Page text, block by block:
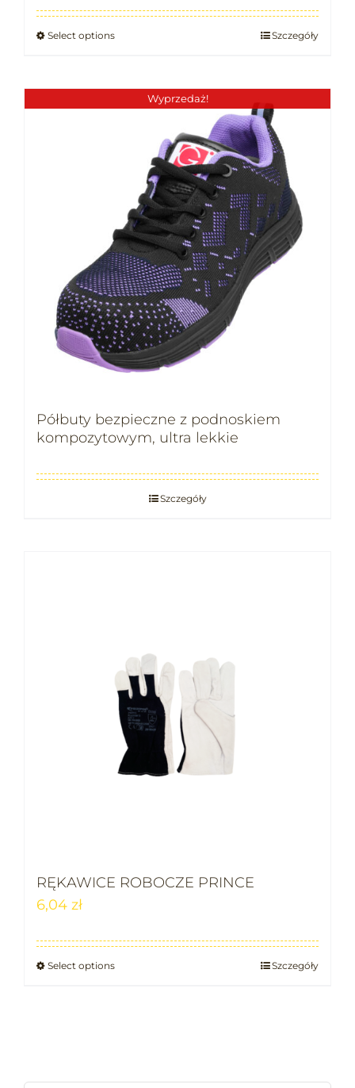
Select options Szczegóły
Wyprzedaż!
Półbuty bezpieczne z podnoskiem
kompozytowym, ultra lekkie
Szczegóły
RĘKAWICE ROBOCZE PRINCE
6,04 zł
Select options Szczegóły